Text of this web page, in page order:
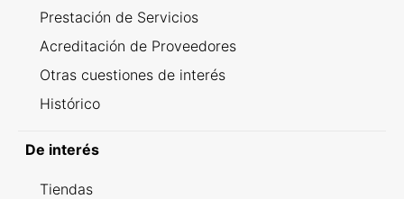
Prestación de Servicios
Acreditación de Proveedores
Otras cuestiones de interés
Histórico
De interés
Tiendas